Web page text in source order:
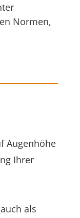
Normen,
Augenhöhe
Ihrer
als